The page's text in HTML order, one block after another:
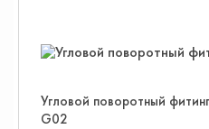
Угловой поворотный
G02